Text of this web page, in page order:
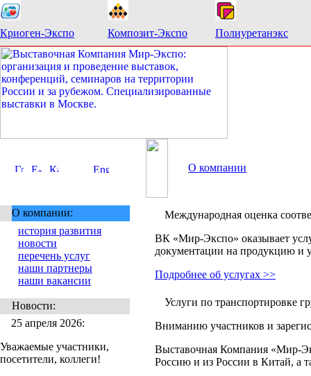
Криоген-Экспо Композит-Экспо Полиуретанэкс
О компании
О компании:
история развития
новости
перечень услуг
наши партнеры
наши вакансии
Новости:
25 апреля 2026:
Уважаемые участники,
посетители, коллеги!
Международная оценка
ВК «Мир-Экспо» оказывает
документации на продукцию и
Подробнее об услугах >>
Услуги по транспортировке
Вниманию участников и
Выставочная Компания «Мир-
Россию и из России в Китай, а